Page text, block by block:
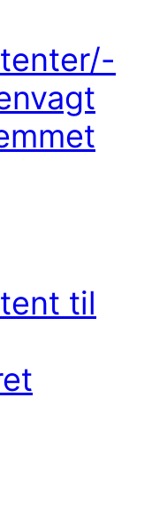
til